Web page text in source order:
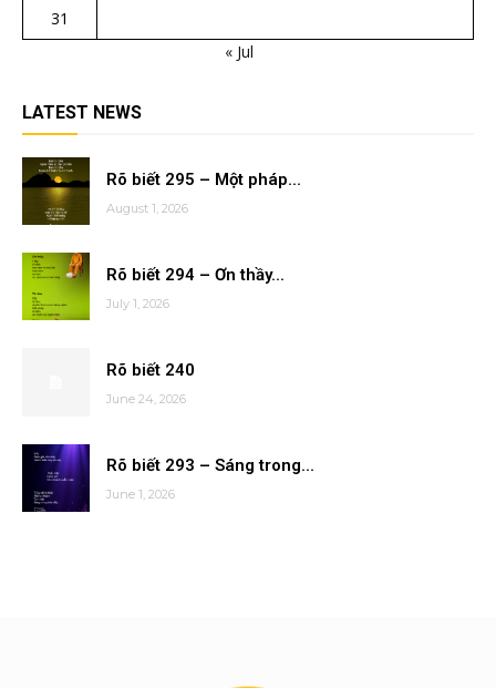
31
« Jul
LATEST NEWS
Rõ biết 295 – Một pháp...
August 1, 2026
Rõ biết 294 – Ơn thầy...
July 1, 2026
Rõ biết 240
June 24, 2026
Rõ biết 293 – Sáng trong...
June 1, 2026